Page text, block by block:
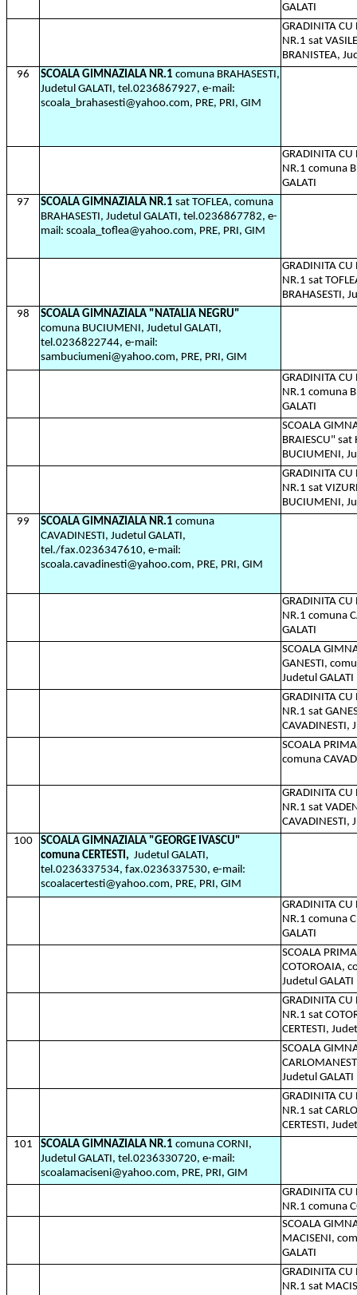
GALATI
GRADINITA
NR.1 sat
BRANISTEA,
96
SCOALA GIMNAZIALA NR.1 comuna BRAHASESTI,
Judetul GALATI, tel.0236867927, e-mail:
scoala_brahasesti@yahoo.com, PRE, PRI, GIM
GRADINITA
NR.1 comuna
GALATI
97
SCOALA GIMNAZIALA NR.1 sat TOFLEA, comuna
BRAHASESTI, Judetul GALATI, tel.0236867782, e-
mail: scoala_toflea@yahoo.com, PRE, PRI, GIM
GRADINITA
NR.1 sat
BRAHASESTI,
98
SCOALA GIMNAZIALA "NATALIA NEGRU"
comuna BUCIUMENI, Judetul GALATI,
tel.0236822744, e-mail:
sambuciumeni@yahoo.com, PRE, PRI, GIM
GRADINITA
NR.1 comuna
GALATI
SCOALA
BRAIESCU"
BUCIUMENI,
GRADINITA
NR.1 sat
BUCIUMENI,
99
SCOALA GIMNAZIALA NR.1 comuna
CAVADINESTI, Judetul GALATI,
tel./fax.0236347610, e-mail:
scoala.cavadinesti@yahoo.com, PRE, PRI, GIM
GRADINITA
NR.1 comuna
GALATI
SCOALA
GANESTI,
Judetul GALATI
GRADINITA
NR.1 sat
CAVADINESTI,
SCOALA
comuna
GRADINITA
NR.1 sat
CAVADINESTI,
100
SCOALA GIMNAZIALA "GEORGE IVASCU"
comuna CERTESTI, Judetul GALATI,
tel.0236337534, fax.0236337530, e-mail:
scoalacertesti@yahoo.com, PRE, PRI, GIM
GRADINITA
NR.1 comuna
GALATI
SCOALA
COTOROAIA,
Judetul GALATI
GRADINITA
NR.1 sat
CERTESTI,
SCOALA
Judetul GALATI
GRADINITA
NR.1 sat
CERTESTI,
101
SCOALA GIMNAZIALA NR.1 comuna CORNI,
Judetul GALATI, tel.0236330720, e-mail:
scoalamaciseni@yahoo.com, PRE, PRI, GIM
GRADINITA
NR.1 comuna
SCOALA
MACISENI,
GALATI
GRADINITA
NR.1 sat